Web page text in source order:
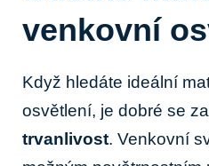
venkovní⁢
Když hledáte ideální
osvětlení,‍ je ⁢dobré se⁤
trvanlivost. Venkovní